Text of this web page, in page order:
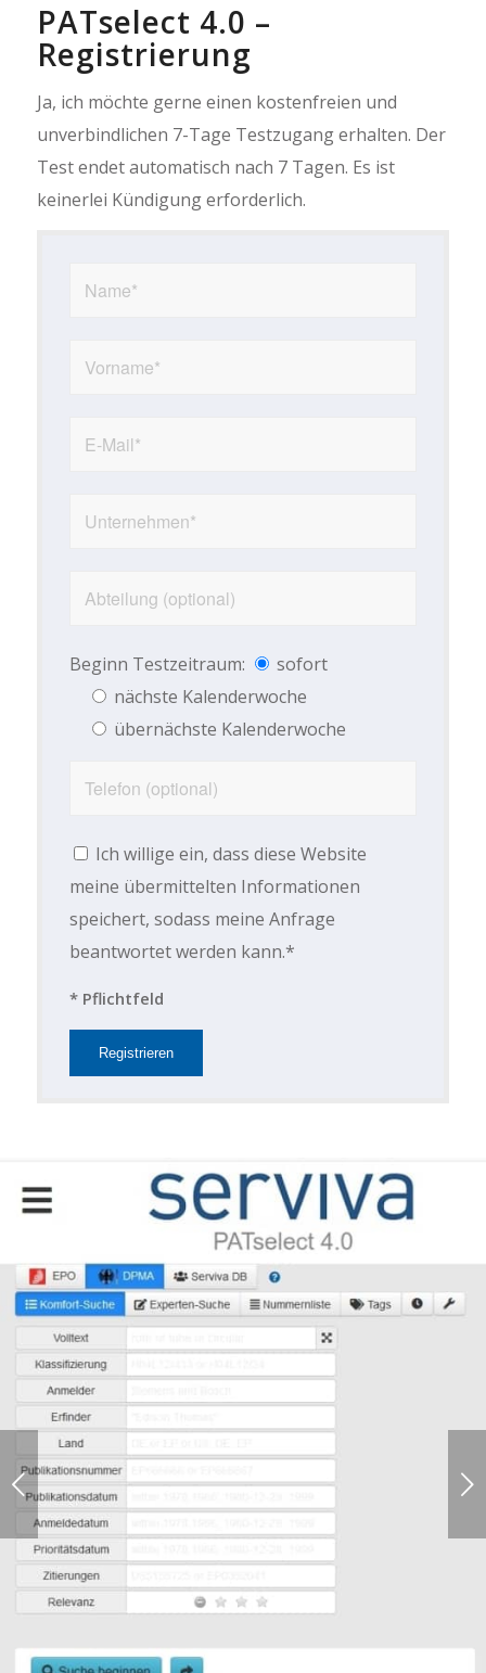
PATselect 4.0 –
Registrierung
Ja, ich möchte gerne einen kostenfreien und
unverbindlichen 7-Tage Testzugang erhalten. Der
Test endet automatisch nach 7 Tagen. Es ist
keinerlei Kündigung erforderlich.
Beginn Testzeitraum:
sofort
nächste Kalenderwoche
übernächste Kalenderwoche
Ich willige ein, dass diese Website
meine übermittelten Informationen
speichert, sodass meine Anfrage
beantwortet werden kann.*
* Pflichtfeld
Weiter